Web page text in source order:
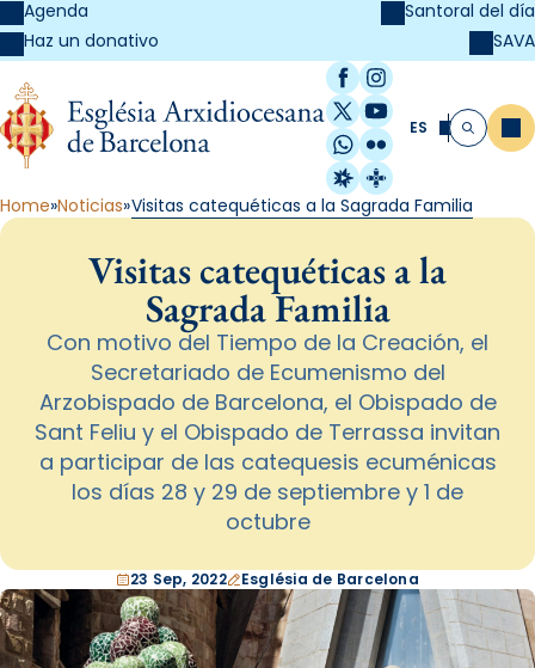
Agenda
Haz un donativo
Santoral del día
SAVA
Facebook
Instagram
X / Twitter
YouTube
WhatsApp
Flickr
Radio Estel
Catalunya
ES Buscar
Home Noticias Visitas catequéticas a la Sagrada Familia
Visitas catequéticas a la
Sagrada Familia
Con motivo del Tiempo de la Creación, el
Secretariado de Ecumenismo del
Arzobispado de Barcelona, el Obispado de
Sant Feliu y el Obispado de Terrassa invitan
a participar de las catequesis ecuménicas
los días 28 y 29 de septiembre y 1 de
octubre
23 Sep, 2022 Església de Barcelona